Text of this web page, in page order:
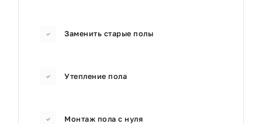
Заменить старые полы
Утепление пола
Монтаж пола с нуля